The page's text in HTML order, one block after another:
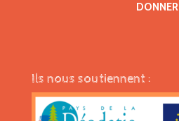
DONNER
Ils nous soutiennent :